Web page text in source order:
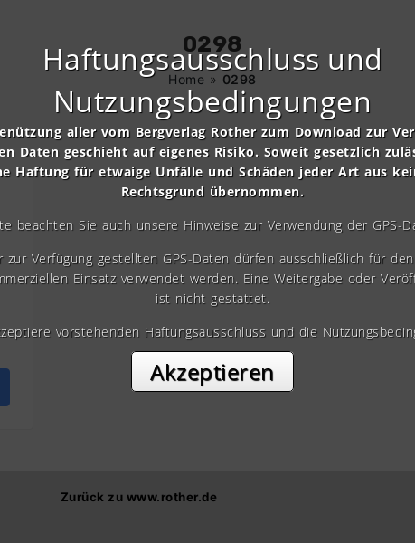
0298
Home » 0298
Zurück zu www.rother.de
Haftungsausschluss und
Nutzungsbedingungen
aller vom Bergverlag Rother zum Download zur
Daten geschieht auf eigenes Risiko. Soweit gesetzlich
Haftung für etwaige Unfälle und Schäden jeder Art aus
Rechtsgrund übernommen.
beachten Sie auch unsere Hinweise zur Verwendung der GPS-
zur Verfügung gestellten GPS-Daten dürfen ausschließlich für
Einsatz verwendet werden. Eine Weitergabe oder
ist nicht gestattet.
vorstehenden Haftungsausschluss und die
Akzeptieren